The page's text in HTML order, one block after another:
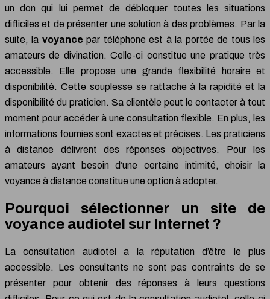
un don qui lui permet de débloquer toutes les situations
difficiles et de présenter une solution à des problèmes. Par la
suite, la voyance par téléphone est à la portée de tous les
amateurs de divination. Celle-ci constitue une pratique très
accessible. Elle propose une grande flexibilité horaire et
disponibilité. Cette souplesse se rattache à la rapidité et la
disponibilité du praticien. Sa clientèle peut le contacter à tout
moment pour accéder à une consultation flexible. En plus, les
informations fournies sont exactes et précises. Les praticiens
à distance délivrent des réponses objectives. Pour les
amateurs ayant besoin d’une certaine intimité, choisir la
voyance à distance constitue une option à adopter.
Pourquoi sélectionner un site de
voyance audiotel sur Internet ?
La consultation audiotel a la réputation d’être le plus
accessible. Les consultants ne sont pas contraints de se
présenter pour obtenir des réponses à leurs questions